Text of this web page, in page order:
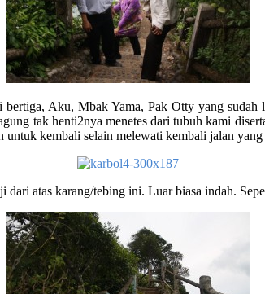
Aku, Mbak Yama, Pak Otty yang
tak henti2nya menetes dari tubuh kami
kembali selain melewati kembali jalan
atas karang/tebing ini. Luar biasa indah.